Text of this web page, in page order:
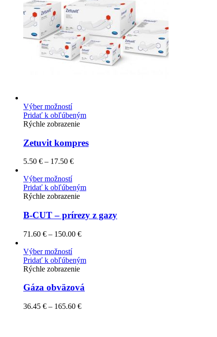
Výber možností
Pridať k obľúbeným
Rýchle zobrazenie
Zetuvit kompres
5.50 € – 17.50 €
Výber možností
Pridať k obľúbeným
Rýchle zobrazenie
B-CUT – prírezy z gazy
71.60 € – 150.00 €
Výber možností
Pridať k obľúbeným
Rýchle zobrazenie
Gáza obväzová
36.45 € – 165.60 €